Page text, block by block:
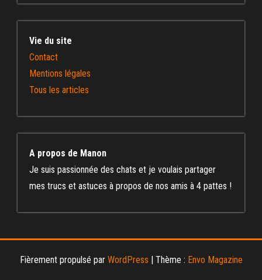
Vie du site
Contact
Mentions légales
Tous les articles
A propos de Manon
Je suis passionnée des chats et je voulais partager
mes trucs et astuces à propos de nos amis à 4 pattes !
Fièrement propulsé par WordPress | Thème : Envo Magazine